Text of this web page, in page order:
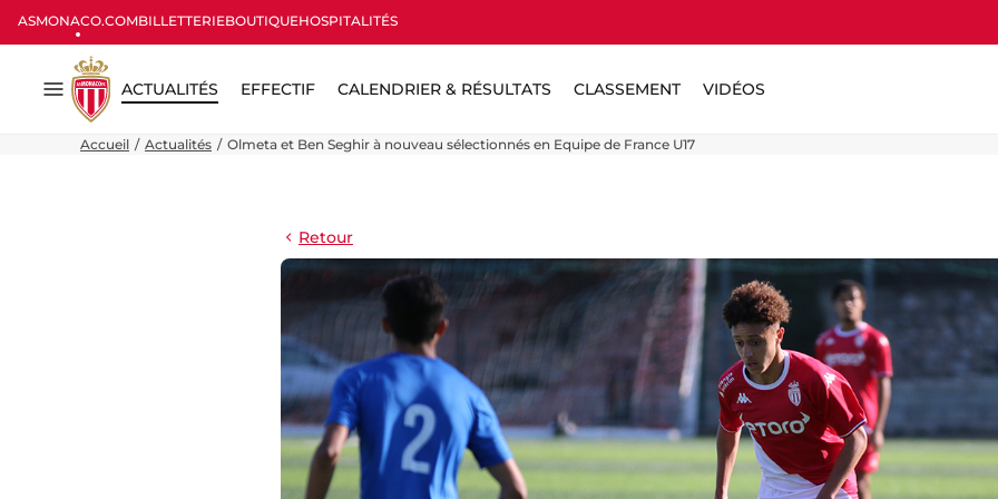
ASMONACO.COMBILLETTERIEBOUTIQUEHOSPITALITÉS
Menu
ACTUALITÉS EFFECTIF CALENDRIER & RÉSULTATS CLASSEMENT VIDÉOS
Accueil Actualités Olmeta et Ben Seghir à nouveau sélectionnés en Equipe de France U17
Retour